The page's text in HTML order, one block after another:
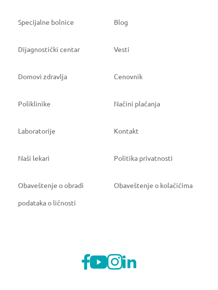
Specijalne bolnice Blog
Dijagnostički centar Vesti
Domovi zdravlja Cenovnik
Poliklinike Načini plaćanja
Laboratorije Kontakt
Naši lekari Politika privatnosti
Obaveštenje o obradi
podataka o ličnosti
Obaveštenje o kolačićima